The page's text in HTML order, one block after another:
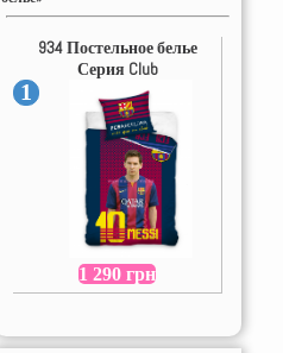
934 Постельное белье
Серия Club
1
1 290 грн